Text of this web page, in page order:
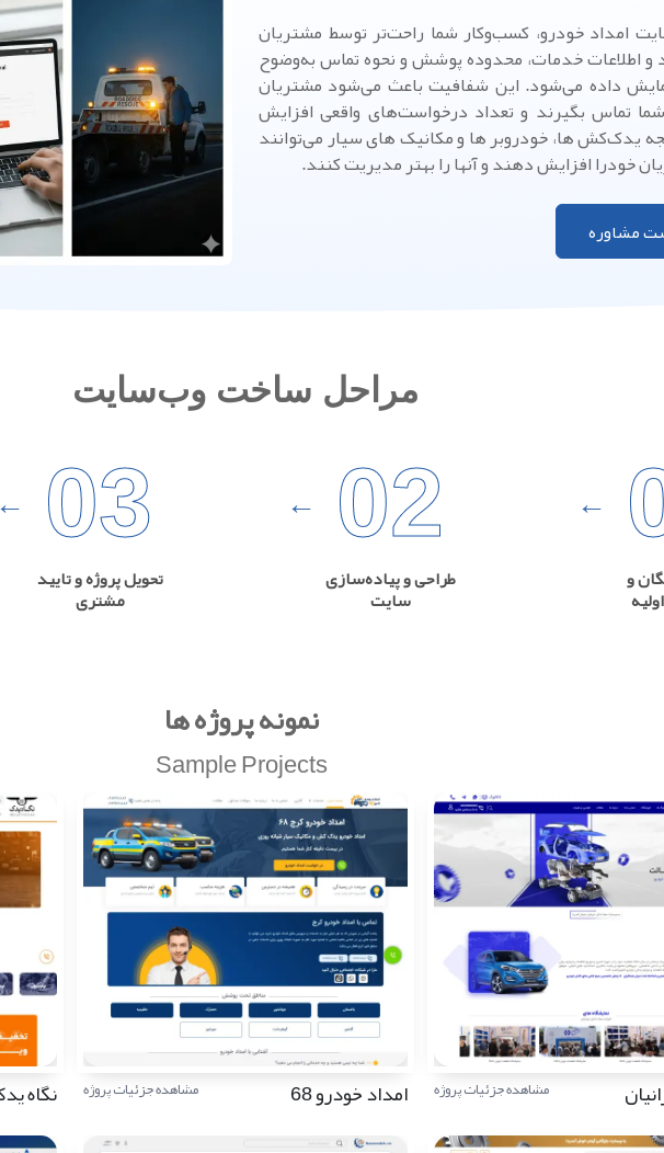
امداد خودرو، کسب‌وکار شما راحت‌تر توسط مشتریان
و اطلاعات خدمات، محدوده پوشش و نحوه تماس به‌وضوح
داده می‌شود. این شفافیت باعث می‌شود مشتریان
تماس بگیرند و تعداد درخواست‌های واقعی افزایش
یدک‌کش ها، خودروبر ها و مکانیک های سیار می‌توانند
خودرا افزایش دهند و آنها را بهتر مدیریت کنند.
مشاوره
مراحل ساخت وب‌سایت
و 02
طراحی و پیاده‌سازی
سایت 03
تحویل پروژه و تایید
مشتری
نمونه پروژه ها
Sample Projects
مشاهده جزئیات پروژه امداد خودرو 68 مشاهده جزئیات پروژه نگاه